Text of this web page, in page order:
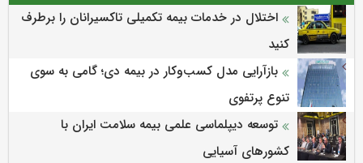
اختلال در خدمات بیمه تکمیلی تاکسیرانان را برطرف
کنید
بازآرایی مدل کسب‌وکار در بیمه دی؛ گامی به سوی
تنوع پرتفوی
توسعه دیپلماسی علمی بیمه سلامت ایران با
کشورهای آسیایی